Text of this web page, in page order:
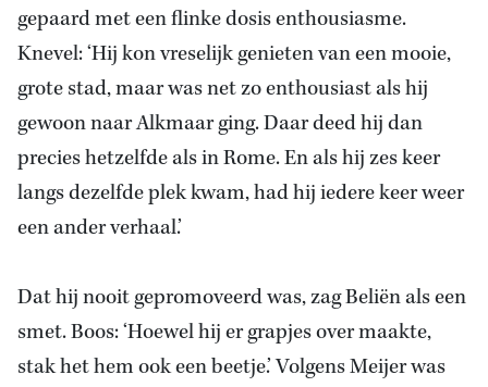
gepaard met een flinke dosis enthousiasme.
Knevel: ‘Hij kon vreselijk genieten van een mooie,
grote stad, maar was net zo enthousiast als hij
gewoon naar Alkmaar ging. Daar deed hij dan
precies hetzelfde als in Rome. En als hij zes keer
langs dezelfde plek kwam, had hij iedere keer weer
een ander verhaal.’
Dat hij nooit gepromoveerd was, zag Beliën als een
smet. Boos: ‘Hoewel hij er grapjes over maakte,
stak het hem ook een beetje.’ Volgens Meijer was